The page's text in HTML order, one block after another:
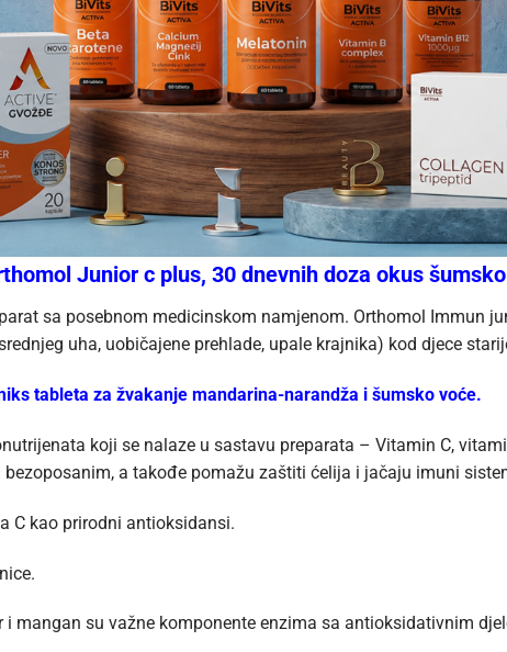
Junior c plus, 30 dnevnih doza okus
sa posebnom medicinskom namjenom. Orthomol Immun
uha, uobičajene prehlade, upale krajnika) kod djece
tableta za žvakanje mandarina-narandža i šumsko voće.
koji se nalaze u sastavu preparata – Vitamin C,
bezoposanim, a takođe pomažu zaštiti ćelija i jačaju imuni
C kao prirodni antioksidansi.
i mangan su važne komponente enzima sa antioksidativnim